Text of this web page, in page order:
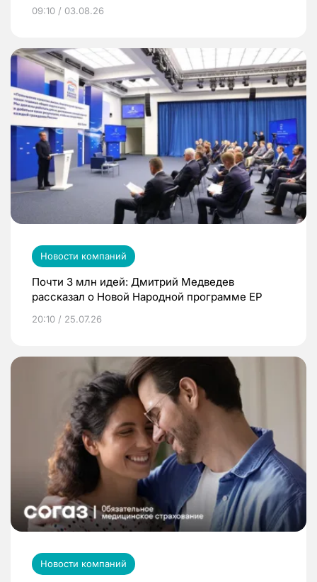
09:10 / 03.08.26
Новости компаний
Почти 3 млн идей: Дмитрий Медведев
рассказал о Новой Народной программе ЕР
20:10 / 25.07.26
Новости компаний